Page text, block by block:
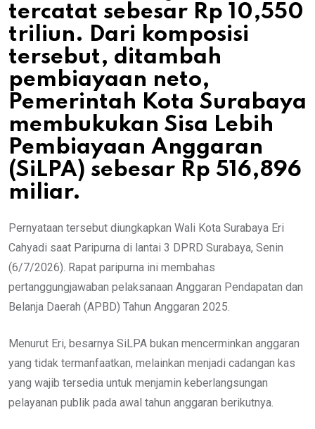
tercatat sebesar Rp 10,550
triliun. Dari komposisi
tersebut, ditambah
pembiayaan neto,
Pemerintah Kota Surabaya
membukukan Sisa Lebih
Pembiayaan Anggaran
(SiLPA) sebesar Rp 516,896
miliar.
Pernyataan tersebut diungkapkan Wali Kota Surabaya Eri
Cahyadi saat Paripurna di lantai 3 DPRD Surabaya, Senin
(6/7/2026). Rapat paripurna ini membahas
pertanggungjawaban pelaksanaan Anggaran Pendapatan dan
Belanja Daerah (APBD) Tahun Anggaran 2025.
Menurut Eri, besarnya SiLPA bukan mencerminkan anggaran
yang tidak termanfaatkan, melainkan menjadi cadangan kas
yang wajib tersedia untuk menjamin keberlangsungan
pelayanan publik pada awal tahun anggaran berikutnya.